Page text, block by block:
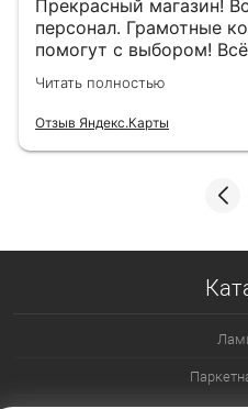
Прекрасный магазин!
персонал. Грамотные
помогут с выбором!
назначенный день!
Читать полностью
Отзыв Яндекс.Карты